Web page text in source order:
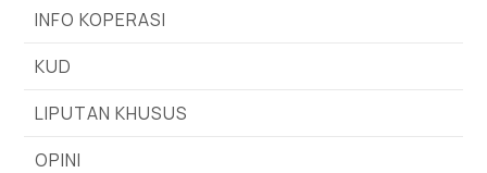
INFO KOPERASI
KUD
LIPUTAN KHUSUS
OPINI